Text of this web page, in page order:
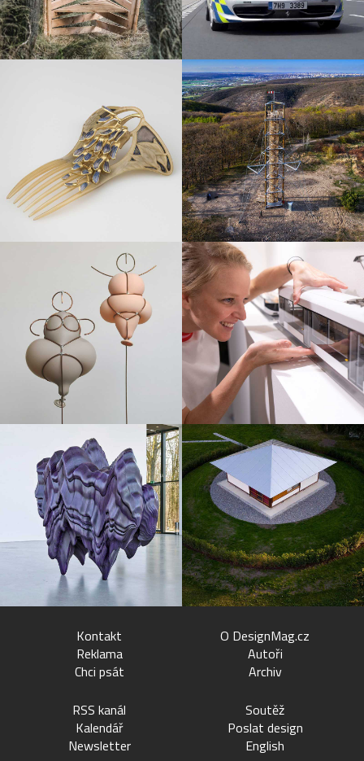
Kontakt
Reklama
Chci psát
O DesignMag.cz
Autoři
Archiv
RSS kanál
Kalendář
Newsletter
Soutěž
Poslat design
English